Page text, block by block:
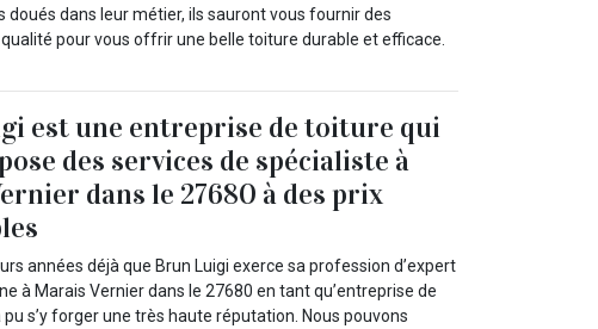
doués dans leur métier, ils sauront vous fournir des
pour vous offrir une belle toiture durable et efficace.
est une entreprise de toiture qui
des services de spécialiste à
dans le 27680 à des prix
années déjà que Brun Luigi exerce sa profession d’expert
à Marais Vernier dans le 27680 en tant qu’entreprise de
s’y forger une très haute réputation. Nous pouvons